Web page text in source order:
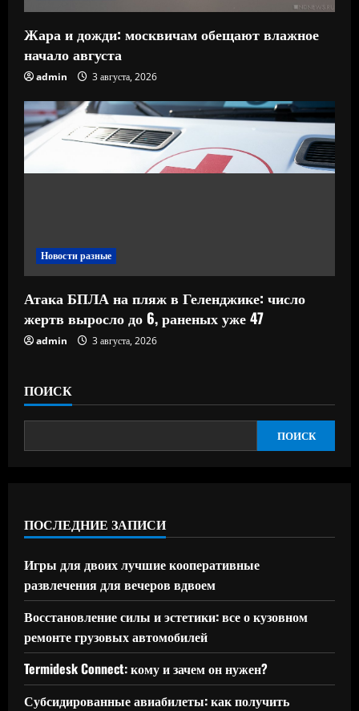
Жара и дожди: москвичам обещают влажное
начало августа
admin 3 августа, 2026
Новости разные
Атака БПЛА на пляж в Геленджике: число
жертв выросло до 6, раненых уже 47
admin 3 августа, 2026
ПОИСК
ПОИСК
ПОСЛЕДНИЕ ЗАПИСИ
Игры для двоих лучшие кооперативные
развлечения для вечеров вдвоем
Восстановление силы и эстетики: все о кузовном
ремонте грузовых автомобилей
Termidesk Connect: кому и зачем он нужен?
Субсидированные авиабилеты: как получить